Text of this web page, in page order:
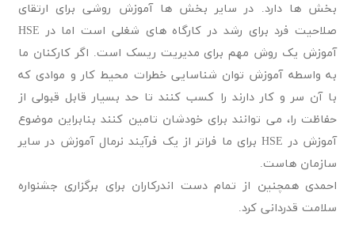
بخش ها دارد. در سایر بخش ها آموزش روشی برای ارتقای
صلاحیت فرد برای رشد در کارگاه های شغلی است اما در HSE
آموزش یک روش مهم برای مدیریت ریسک است. اگر کارکنان ما
به واسطه آموزش توان شناسایی خطرات محیط کار و موادی که
با آن سر و کار دارند را کسب کنند تا حد بسیار قابل قبولی از
حفاظت را، می توانند برای خودشان تامین کنند بنابراین موضوع
آموزش در HSE برای ما فراتر از یک فرآیند نرمال آموزش در سایر
سازمان هاست.
احمدی همچنین از تمام دست اندرکاران برای برگزاری جشنواره
سلامت قدردانی کرد.